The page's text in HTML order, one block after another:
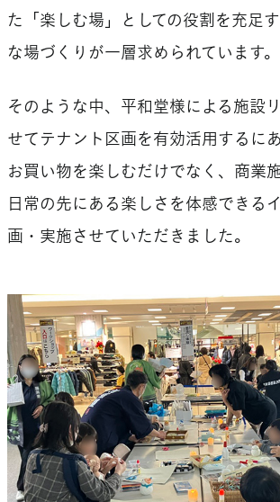
た「楽しむ場」としての役割を充足
な場づくりが一層求められています。
そのような中、平和堂様による施設
せてテナント区画を有効活用するに
お買い物を楽しむだけでなく、商業
日常の先にある楽しさを体感できる
画・実施させていただきました。